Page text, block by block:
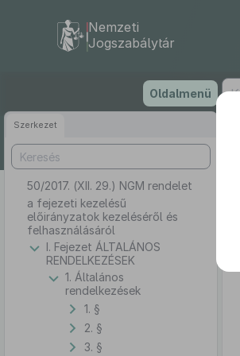
tartalomra
Nemzeti
Jogszabálytár
Oldalmenü
Szerkezet
50/2017. (XII. 29.) NGM rendelet
a fejezeti kezelésű
előirányzatok kezeléséről és
felhasználásáról
I. Fejezet ÁLTALÁNOS
RENDELKEZÉSEK
1. Általános
rendelkezések
1. §
2. §
3. §